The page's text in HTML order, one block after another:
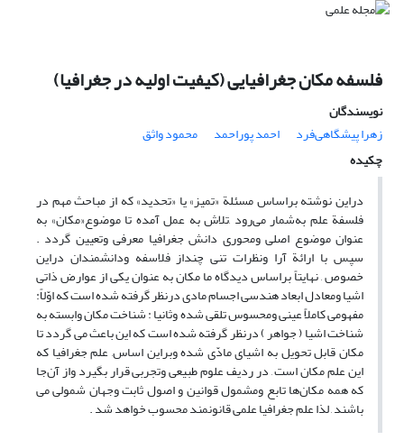
فلسفه مکان جغرافیایی (کیفیت‌ اولیه‌ در جغرافیا)
نویسندگان
زهرا پیشگاهی‌فرد
احمد پور‌احمد
محمود واثق
چکیده
دراین نوشته براساس مسئلة «تمیز» یا «تحدید» که از مباحث مهم در
فلسفة علم به‌شمار می‌رود ,تلاش به عمل آمده تا موضوع«مکان» به
عنوان موضوع اصلی ومحوری دانش جغرافیا معرفی وتعیین گردد .
سپس با ارائة آرا ونظرات تنی چنداز فلاسفه ودانشمندان دراین
خصوص , نهایتاً براساس دیدگاه ما مکان به عنوان یکی از عوارض ذاتی
اشیا ومعادل ابعاد هندسی اجسام مادی درنظر گرفته شده است که اوّلاً:
مفهومی کاملاً عینی ومحسوس تلقی شده وثانیا : شناخت مکان وابسته به
شناخت اشیا ( جواهر ) درنظر گرفته شده است که این باعث می گردد تا
مکان قابل تحویل به اشیای مادّی شده وبراین اساس, علم جغرافیا که
این علم مکان است , در ردیف علوم طبیعی وتجربی قرار بگیرد واز آن‌جا
که همه مکان‌ها تابع ومشمول قوانین و اصول ثابت وجهان شمولی می
باشند , لذا علم جغرافیا علمی قانونمند محسوب خواهد شد .